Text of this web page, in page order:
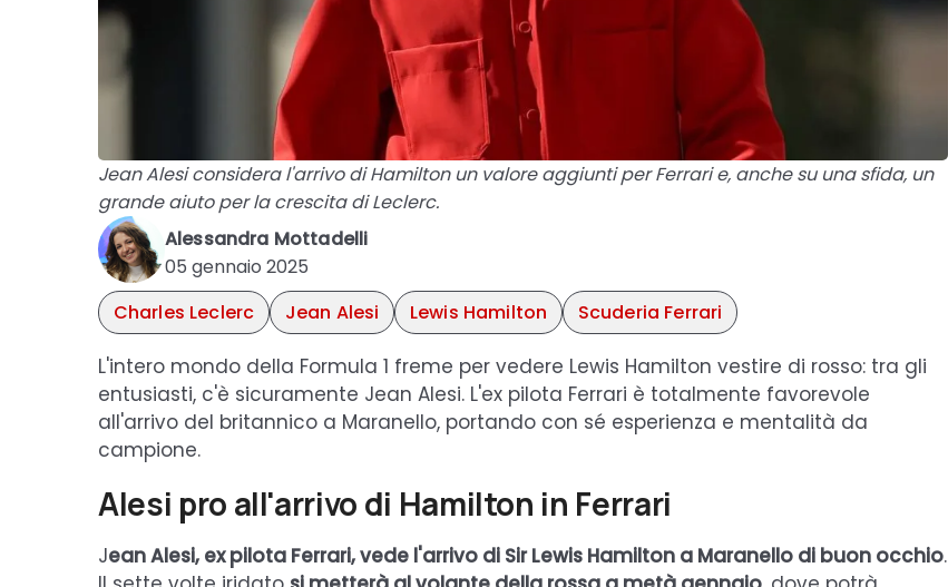
Jean Alesi considera l'arrivo di Hamilton un valore aggiunti per Ferrari e, anche su una sfida, un
grande aiuto per la crescita di Leclerc.
Alessandra Mottadelli
05 gennaio 2025
Charles Leclerc
Jean Alesi Lewis Hamilton Scuderia Ferrari
L'intero mondo della Formula 1 freme per vedere Lewis Hamilton vestire di rosso: tra gli
entusiasti, c'è sicuramente Jean Alesi. L'ex pilota Ferrari è totalmente favorevole
all'arrivo del britannico a Maranello, portando con sé esperienza e mentalità da
campione.
Alesi pro all'arrivo di Hamilton in Ferrari
Jean Alesi, ex pilota Ferrari, vede l'arrivo di Sir Lewis Hamilton a Maranello di buon occhio.